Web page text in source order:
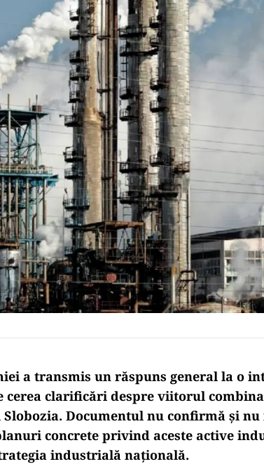
a transmis un răspuns general la o
cerea clarificări despre viitorul
Documentul nu confirmă și
concrete privind aceste active
industrială națională.